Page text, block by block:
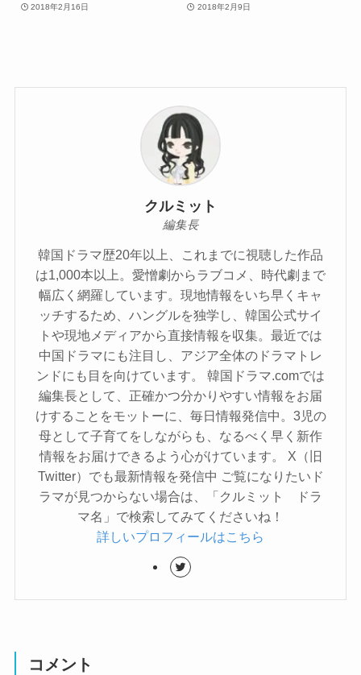
2018年2月16日 2018年2月9日
クルミット
編集長
韓国ドラマ歴20年以上、これまでに視聴した作品
は1,000本以上。愛憎劇からラブコメ、時代劇まで
幅広く網羅しています。現地情報をいち早くキャ
ッチするため、ハングルを独学し、韓国公式サイ
トや現地メディアから直接情報を収集。最近では
中国ドラマにも注目し、アジア全体のドラマトレ
ンドにも目を向けています。 韓国ドラマ.comでは
編集長として、正確かつ分かりやすい情報をお届
けすることをモットーに、毎日情報発信中。3児の
母として子育てをしながらも、なるべく早く新作
情報をお届けできるよう心がけています。 X（旧
Twitter）でも最新情報を発信中 ご覧になりたいド
ラマが見つからない場合は、「クルミット ドラ
マ名」で検索してみてくださいね！
詳しいプロフィールはこちら
コメント